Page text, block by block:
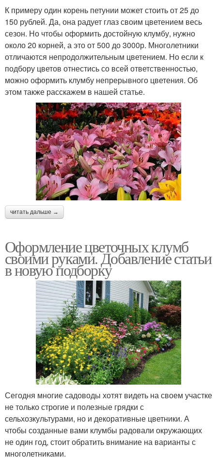
Клумба из камня
Клумбы на дачном
участке
Цвета для клумбы Клумба из ирисов
Вазоны для красивого
сада
Заборчик для клумбы
Красивые бордюры Бордюры для клумб
Ограждение для клумб Бордюры для клумбы
Высокие клумбы
Клумбы из
натурального камня
Красивые цветы Сочетания для клумб
К примеру один корень петунии может стоить от 25 до
150 рублей. Да, она радует глаз своим цветением весь
сезон. Но чтобы оформить достойную клумбу, нужно
около 20 корней, а это от 500 до 3000р. Многолетники
отличаются непродолжительным цветением. Но если к
подбору цветов отнестись со всей ответственностью,
можно оформить клумбу непрерывного цветения. Об
этом также расскажем в нашей статье.
читать дальше →
Оформление цветочных клумб
своими руками. Добавление статьи
в новую подборку
Сегодня многие садоводы хотят видеть на своем участке
не только строгие и полезные грядки с
сельхозкультурами, но и декоративные цветники. А
чтобы созданные вами клумбы радовали окружающих
не один год, стоит обратить внимание на варианты с
многолетниками.